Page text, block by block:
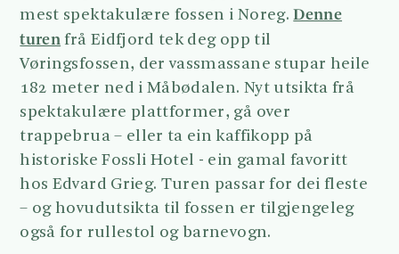
mest spektakulære fossen i Noreg.Denne
turen frå Eidfjord tek deg opp til
Vøringsfossen, der vassmassane stupar heile
182 meter ned i Måbødalen. Nyt utsikta frå
spektakulære plattformer, gå over
trappebrua – eller ta ein kaffikopp på
historiske Fossli Hotel - ein gamal favoritt
hos Edvard Grieg. Turen passar for dei fleste
– og hovudutsikta til fossen er tilgjengeleg
også for rullestol og barnevogn.